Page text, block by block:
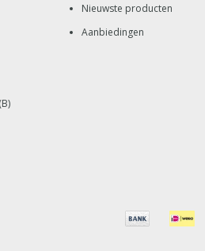
Nieuwste producten
Aanbiedingen